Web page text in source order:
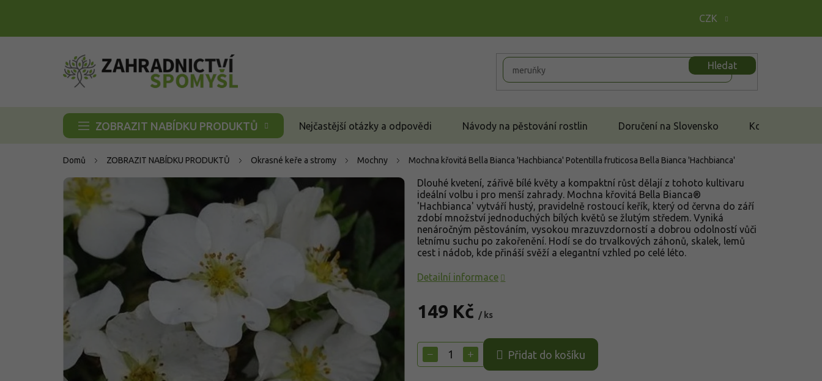
CZK
Hledat
ZOBRAZIT NABÍDKU PRODUKTŮ Nejčastější otázky a odpovědi Návody na pěstování rostlin Doručení na Slovensko Kontakt
Domů ZOBRAZIT NABÍDKU PRODUKTŮ Okrasné keře a stromy Mochny Mochna křovitá Bella Bianca 'Hachbianca' Potentilla fruticosa Bella Bianca 'Hachbianca'
149 Kč / ks
cena:
+
− Přidat do košíku
Dlouhé kvetení, zářivě bílé květy a kompaktní růst dělají z tohoto kultivaru
ideální volbu i pro menší zahrady. Mochna křovitá Bella Bianca®
'Hachbianca' vytváří hustý, pravidelně rostoucí keřík, který od června do září
zdobí množství jednoduchých bílých květů se žlutým středem. Vyniká
nenáročným pěstováním, vysokou mrazuvzdorností a dobrou odolností vůči
letnímu suchu po zakořenění. Hodí se do trvalkových záhonů, skalek, lemů
cest i nádob, kde přináší svěží a elegantní vzhled po celé léto.
Detailní informace